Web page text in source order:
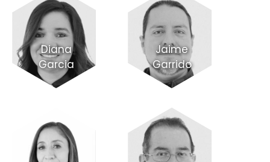
Diana
Garcia
Jaime
Garrido